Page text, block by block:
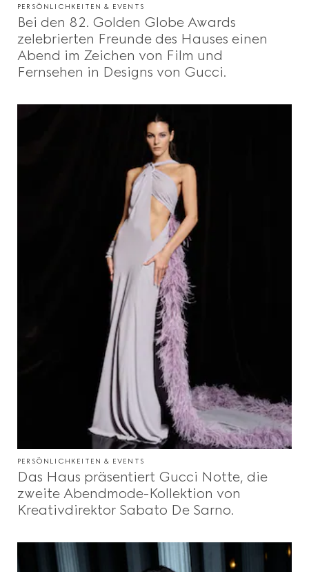
PERSÖNLICHKEITEN & EVENTS
Bei den 82. Golden Globe Awards
zelebrierten Freunde des Hauses einen
Abend im Zeichen von Film und
Fernsehen in Designs von Gucci.
PERSÖNLICHKEITEN & EVENTS
Das Haus präsentiert Gucci Notte, die
zweite Abendmode-Kollektion von
Kreativdirektor Sabato De Sarno.